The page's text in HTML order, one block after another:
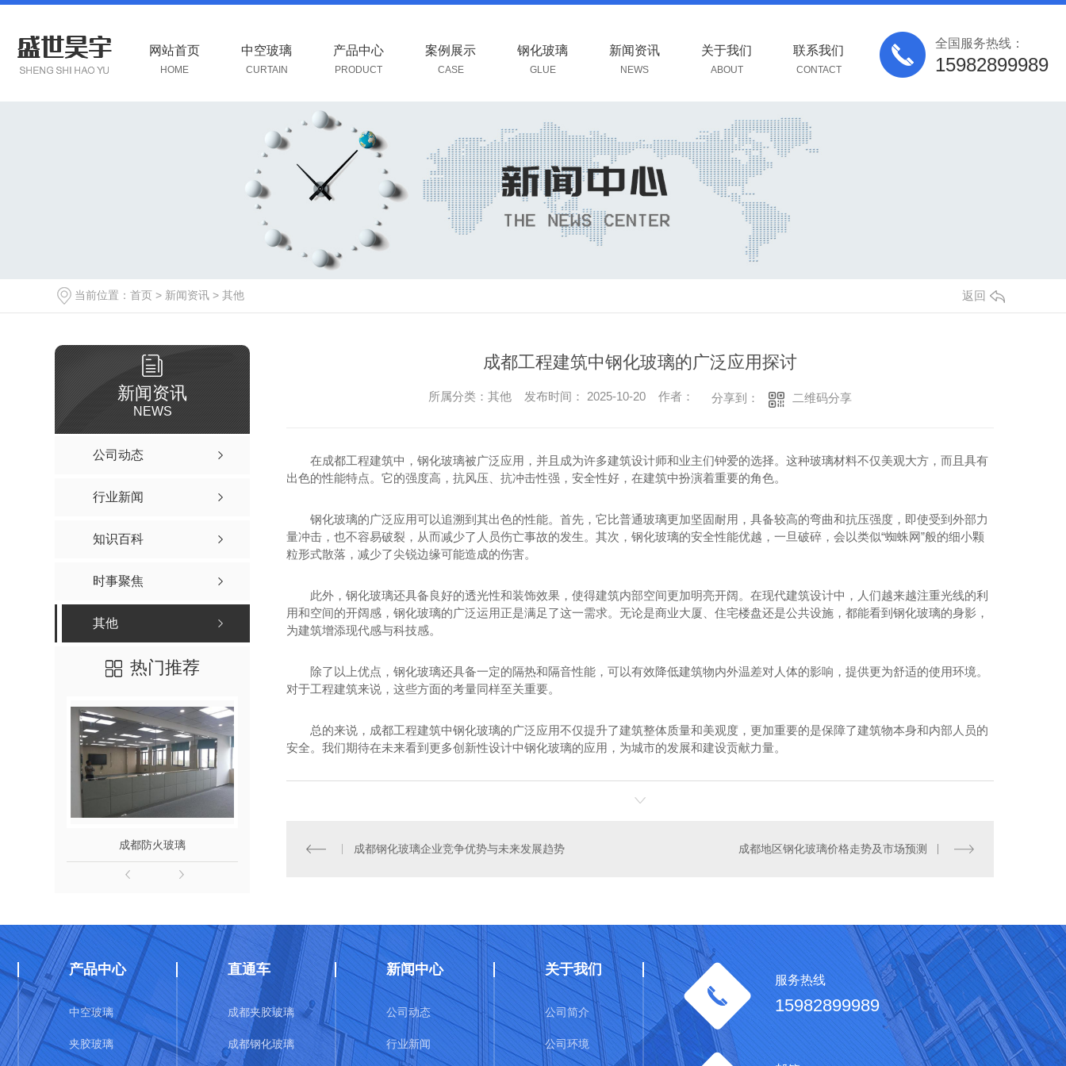
网站首页
HOME
中空玻璃
CURTAIN
产品中心
PRODUCT
案例展示
CASE
钢化玻璃
GLUE
新闻资讯
NEWS
关于我们
ABOUT
联系我们
CONTACT
全国服务热线：
15982899989
当前位置： 首页 > 新闻资讯 > 其他 返回
新闻资讯
NEWS
公司动态
行业新闻
知识百科
时事聚焦
其他
热门推荐
成都防火玻璃 成都夹丝玻璃 四川镜面玻璃 四川幕墙玻璃施工
成都工程建筑中钢化玻璃的广泛应用探讨
所属分类：其他 发布时间： 2025-10-20 作者： 分享到： 二维码分享
在成都工程建筑中，钢化玻璃被广泛应用，并且成为许多建筑设计师和业主们钟爱的选择。这种玻璃材料不仅美观大方，而且具有
出色的性能特点。它的强度高，抗风压、抗冲击性强，安全性好，在建筑中扮演着重要的角色。
钢化玻璃的广泛应用可以追溯到其出色的性能。首先，它比普通玻璃更加坚固耐用，具备较高的弯曲和抗压强度，即使受到外部力
量冲击，也不容易破裂，从而减少了人员伤亡事故的发生。其次，钢化玻璃的安全性能优越，一旦破碎，会以类似“蜘蛛网”般的细小颗
粒形式散落，减少了尖锐边缘可能造成的伤害。
此外，钢化玻璃还具备良好的透光性和装饰效果，使得建筑内部空间更加明亮开阔。在现代建筑设计中，人们越来越注重光线的利
用和空间的开阔感，钢化玻璃的广泛运用正是满足了这一需求。无论是商业大厦、住宅楼盘还是公共设施，都能看到钢化玻璃的身影，
为建筑增添现代感与科技感。
除了以上优点，钢化玻璃还具备一定的隔热和隔音性能，可以有效降低建筑物内外温差对人体的影响，提供更为舒适的使用环境。
对于工程建筑来说，这些方面的考量同样至关重要。
总的来说，成都工程建筑中钢化玻璃的广泛应用不仅提升了建筑整体质量和美观度，更加重要的是保障了建筑物本身和内部人员的
安全。我们期待在未来看到更多创新性设计中钢化玻璃的应用，为城市的发展和建设贡献力量。
成都钢化玻璃企业竞争优势与未来发展趋势 成都地区钢化玻璃价格走势及市场预测
产品中心
中空玻璃
夹胶玻璃
直通车
成都夹胶玻璃
成都钢化玻璃
新闻中心
公司动态
行业新闻
关于我们
公司简介
公司环境
服务热线
15982899989